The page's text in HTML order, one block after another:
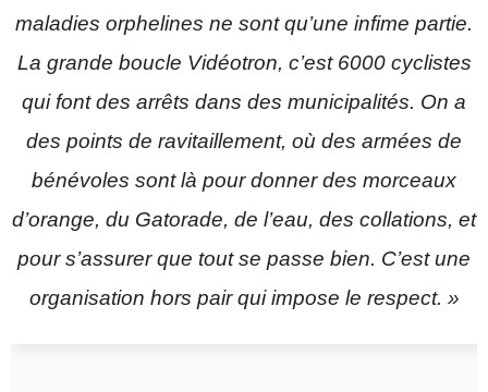
maladies orphelines ne sont qu’une infime partie.
La grande boucle Vidéotron, c’est 6000 cyclistes
qui font des arrêts dans des municipalités. On a
des points de ravitaillement, où des armées de
bénévoles sont là pour donner des morceaux
d’orange, du Gatorade, de l’eau, des collations, et
pour s’assurer que tout se passe bien. C’est une
organisation hors pair qui impose le respect. »